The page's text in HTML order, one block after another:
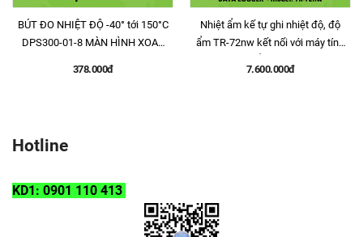
BÚT ĐO NHIỆT ĐỘ -40° tới 150°C
DPS300-01-8 MÀN HÌNH XOAY
378.000đ
Nhiệt ẩm kế tự ghi nhiệt độ, độ
ẩm TR-72nw kết nối với máy tính
7.600.000đ
Hotline
KD1: 0901 110 413